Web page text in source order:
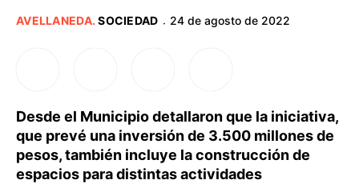
AVELLANEDA.SOCIEDAD · 24 de agosto de 2022
Desde el Municipio detallaron que la iniciativa,
que prevé una inversión de 3.500 millones de
pesos, también incluye la construcción de
espacios para distintas actividades